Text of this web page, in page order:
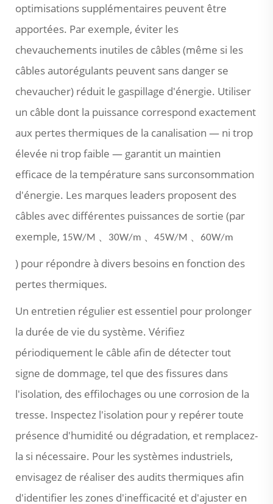
optimisations supplémentaires peuvent être
apportées. Par exemple, éviter les
chevauchements inutiles de câbles (même si les
câbles autorégulants peuvent sans danger se
chevaucher) réduit le gaspillage d'énergie. Utiliser
un câble dont la puissance correspond exactement
aux pertes thermiques de la canalisation — ni trop
élevée ni trop faible — garantit un maintien
efficace de la température sans surconsommation
d'énergie. Les marques leaders proposent des
câbles avec différentes puissances de sortie (par
exemple, 15W/M 、 30W/m 、 45W/M 、 60W/m
) pour répondre à divers besoins en fonction des
pertes thermiques.
Un entretien régulier est essentiel pour prolonger
la durée de vie du système. Vérifiez
périodiquement le câble afin de détecter tout
signe de dommage, tel que des fissures dans
l'isolation, des effilochages ou une corrosion de la
tresse. Inspectez l'isolation pour y repérer toute
présence d'humidité ou dégradation, et remplacez-
la si nécessaire. Pour les systèmes industriels,
envisagez de réaliser des audits thermiques afin
d'identifier les zones d'inefficacité et d'ajuster en